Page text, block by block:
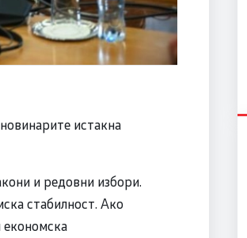
истакна
и редовни избори.
стабилност. Ако
економска